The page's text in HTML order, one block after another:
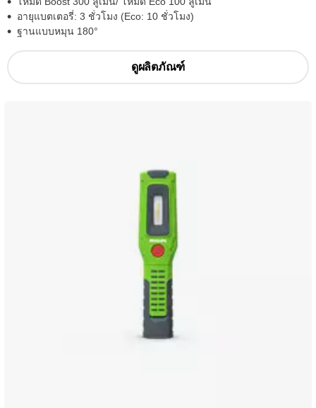
อายุแบตเตอรี่: 3 ชั่วโมง (Eco: 10 ชั่วโมง)
ฐานแบบหมุน 180°
ดูผลิตภัณฑ์